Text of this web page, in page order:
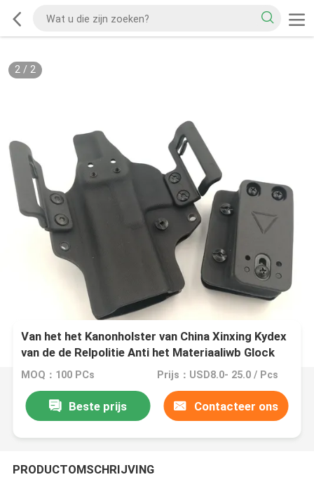
2/ 2
Van het het Kanonholster van China Xinxing Kydex
van de de Relpolitie Anti het Materiaaliwb Glock
pistool
MOQ：100 PCs Prijs：USD8.0- 25.0 / Pcs
Beste prijs Contacteer ons
PRODUCTOMSCHRIJVING